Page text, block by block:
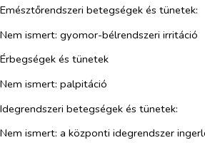
Emésztőrendszeri betegségek és tünetek:
Nem ismert: gyomor-bélrendszeri irritáció
Érbegségek és tünetek
Nem ismert: palpitáció
Idegrendszeri betegségek és tünetek:
Nem ismert: a központi idegrendszer